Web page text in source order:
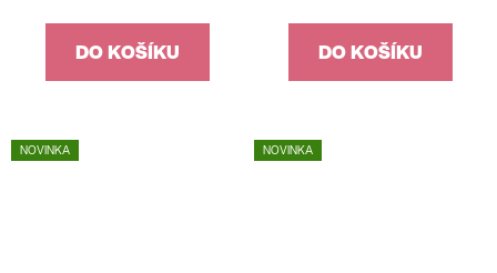
DO KOŠÍKU DO KOŠÍKU
NOVINKA NOVINKA